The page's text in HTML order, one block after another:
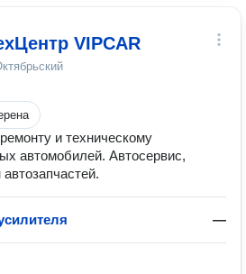
VIPCAR
и техническому
автомобилей. Автосервис,
—